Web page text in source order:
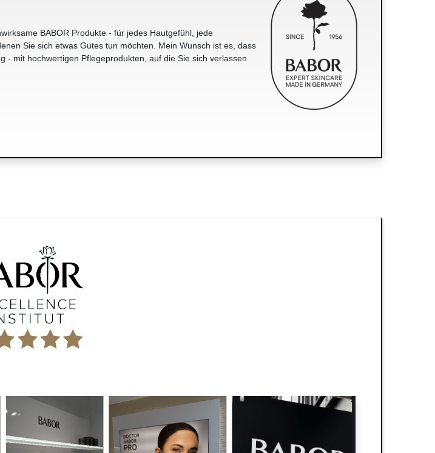
BABOR Produkte - für jedes Hautgefühl, jede
Sie sich etwas Gutes tun möchten. Mein Wunsch ist es, dass
- mit hochwertigen Pflegeprodukten, auf die Sie sich verlassen